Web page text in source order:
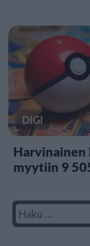
DIGI
Harvinainen
myytiin 9